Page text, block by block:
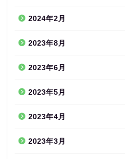
2024年2月
2023年8月
2023年6月
2023年5月
2023年4月
2023年3月